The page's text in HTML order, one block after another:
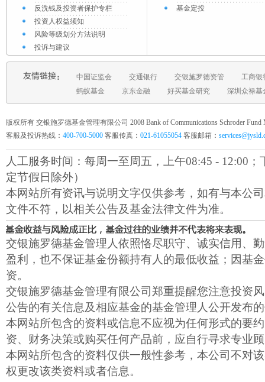
反洗钱及投资者保护专栏
投资人权益须知
风险等级划分方法说明
投诉与建议
基金定投
中国证监会 交通银行 交银施罗德资管
工商银
蚂蚁基金
京东金融 好买基金研究 深圳众禄基
版权所有 交银施罗德基金管理有限公司 2008 Bank of Communications Schroder Fund
客服及投诉热线： 400-700-5000 客服传真： 021-61055054 客服邮箱：
人工服务时间：每周一至周五，上午08:45 - 12:00；
定节假日除外）
本网站所有资讯与说明文字仅供参考，如有与本公
文件不符，以相关公告及基金法律文件为准。
交银施罗德基金管理人依照恪尽职守、诚实信用、
盈利，也不保证基金份额持有人的最低收益；因基
资。
交银施罗德基金管理有限公司郑重提醒您注意投资
公告的有关信息及相应基金的基金管理人公开发布
本网站所包含的资料或信息不应视为任何形式的要
资、财务决策或购买任何产品前，应自行寻求专业
本网站所包含的资料仅供一般性参考，本公司不对
权更改该类资料或者信息。